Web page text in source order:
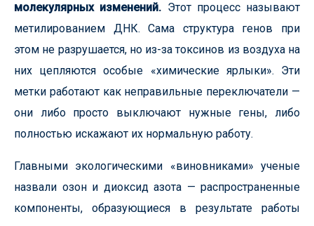
молекулярных изменений. Этот процесс называют
метилированием ДНК. Сама структура генов при
этом не разрушается, но из-за токсинов из воздуха на
них цепляются особые «химические ярлыки». Эти
метки работают как неправильные переключатели —
они либо просто выключают нужные гены, либо
полностью искажают их нормальную работу.
Главными экологическими «виновниками» ученые
назвали озон и диоксид азота — распространенные
компоненты, образующиеся в результате работы